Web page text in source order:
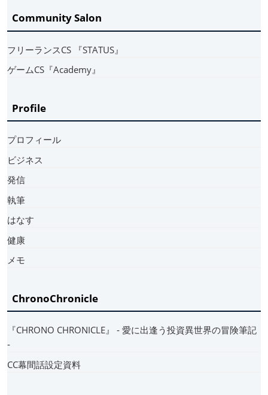
Community Salon
フリーランスCS 『STATUS』
ゲームCS『Academy』
Profile
プロフィール
ビジネス
発信
執筆
はなす
健康
メモ
ChronoChronicle
『CHRONO CHRONICLE』 ‐ 愛に出逢う投資異世界の冒険筆記
‐
CC幕間話設定資料